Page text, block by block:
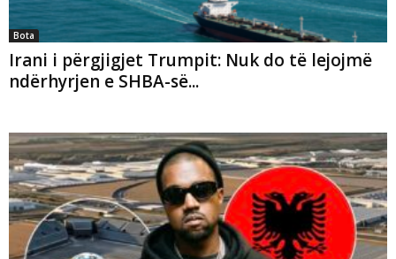
Bota
Irani i përgjigjet Trumpit: Nuk do të lejojmë
ndërhyrjen e SHBA-së...